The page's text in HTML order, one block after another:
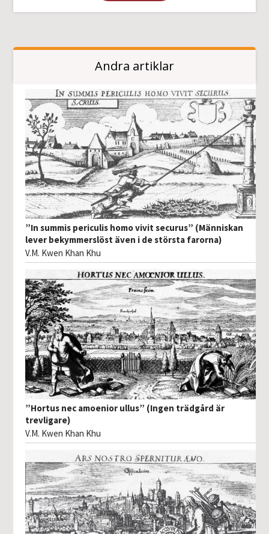
Andra artiklar
”In summis periculis homo vivit securus” (Människan
lever bekymmerslöst även i de största farorna)
V.M. Kwen Khan Khu
”Hortus nec amoenior ullus” (Ingen trädgård är
trevligare)
V.M. Kwen Khan Khu